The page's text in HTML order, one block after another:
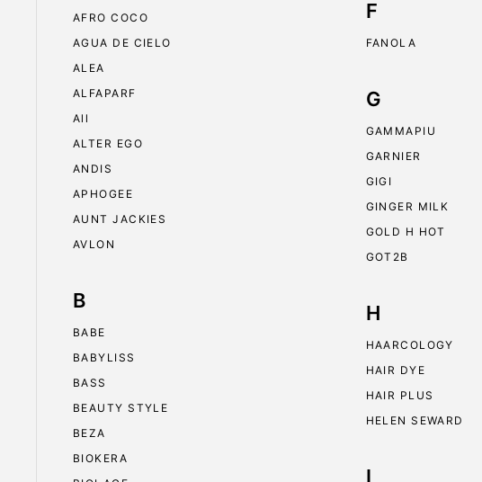
AFRO COCO
AGUA DE CIELO
ALEA
ALFAPARF
All
ALTER EGO
ANDIS
APHOGEE
AUNT JACKIES
AVLON
B
BABE
BABYLISS
BASS
BEAUTY STYLE
BEZA
BIOKERA
F
FANOLA
G
GAMMAPIU
GARNIER
GIGI
GINGER MILK
GOLD H HOT
GOT2B
H
HAARCOLOGY
HAIR DYE
HAIR PLUS
HELEN SEWARD
I